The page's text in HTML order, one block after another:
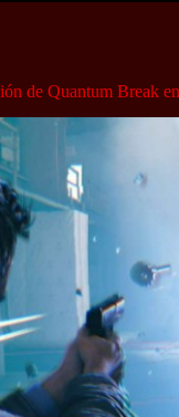
de Quantum Break